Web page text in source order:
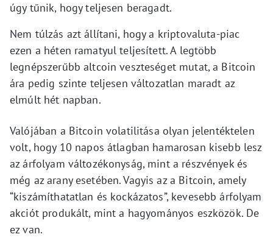
úgy tűnik, hogy teljesen beragadt.
Nem túlzás azt állítani, hogy a kriptovaluta-piac
ezen a héten ramatyul teljesített. A legtöbb
legnépszerűbb altcoin veszteséget mutat, a Bitcoin
ára pedig szinte teljesen változatlan maradt az
elmúlt hét napban.
Valójában a Bitcoin volatilitása olyan jelentéktelen
volt, hogy 10 napos átlagban hamarosan kisebb lesz
az árfolyam változékonyság, mint a részvények és
még az arany esetében. Vagyis az a Bitcoin, amely
“kiszámíthatatlan és kockázatos”, kevesebb árfolyam
akciót produkált, mint a hagyományos eszközök. De
ez van.